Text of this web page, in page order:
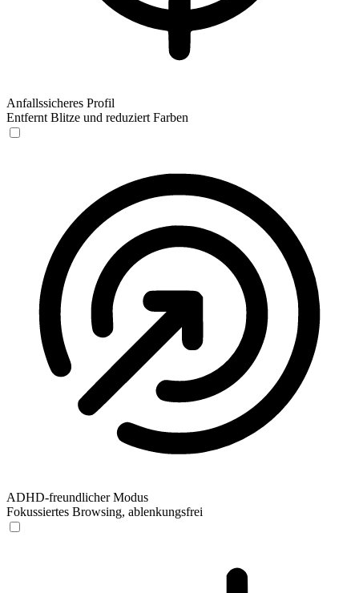
Anfallssicheres Profil
Entfernt Blitze und reduziert Farben
ADHD-freundlicher Modus
Fokussiertes Browsing, ablenkungsfrei